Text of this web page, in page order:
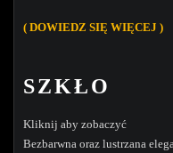
( DOWIEDZ SIĘ WIĘCEJ )
SZKŁO
Kliknij aby zobaczyć
Bezbarwna oraz lustrzana